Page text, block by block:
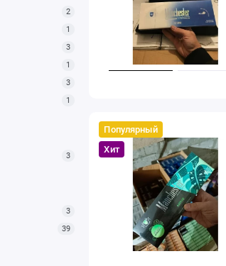
2
1
3
1
3
1
3
3
39
Популярный
Хит